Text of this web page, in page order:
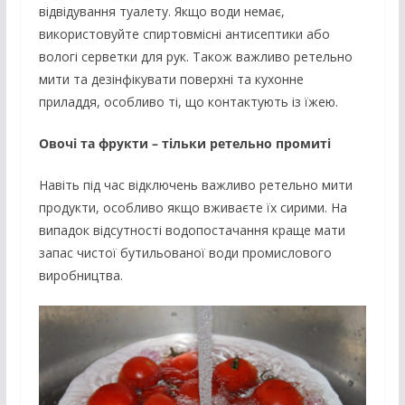
відвідування туалету. Якщо води немає,
використовуйте спиртовмісні антисептики або
вологі серветки для рук. Також важливо ретельно
мити та дезінфікувати поверхні та кухонне
приладдя, особливо ті, що контактують із їжею.
Овочі та фрукти – тільки ретельно промиті
Навіть під час відключень важливо ретельно мити
продукти, особливо якщо вживаєте їх сирими. На
випадок відсутності водопостачання краще мати
запас чистої бутильованої води промислового
виробництва.